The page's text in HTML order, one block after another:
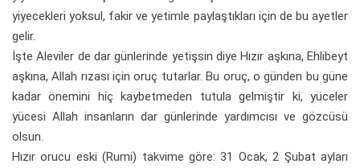
yiyecekleri yoksul, fakir ve yetimle paylaştıkları için de bu ayetler
gelir.
İşte Aleviler de dar günlerinde yetişsin diye Hızır aşkına, Ehlibeyt
aşkına, Allah rızası için oruç tutarlar. Bu oruç, o günden bu güne
kadar önemini hiç kaybetmeden tutula gelmiştir ki, yüceler
yücesi Allah insanların dar günlerinde yardımcısı ve gözcüsü
olsun.
Hızır orucu eski (Rumi) takvime göre: 31 Ocak, 2 Şubat ayları